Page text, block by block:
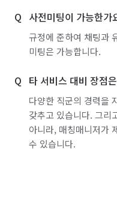
사전미팅이 가능한가
규정에 준하여 채팅과
미팅은 가능합니다.
타 서비스 대비 장점
다양한 직군의 경력을
갖추고 있습니다. 그리
아니라, 매칭매니저가
수 있습니다.